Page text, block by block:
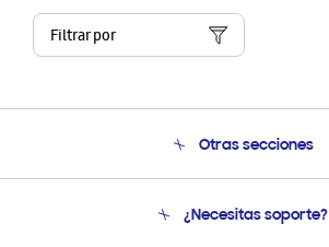
Filtrar por
Otras secciones
Soporte
¿Necesitas soporte?